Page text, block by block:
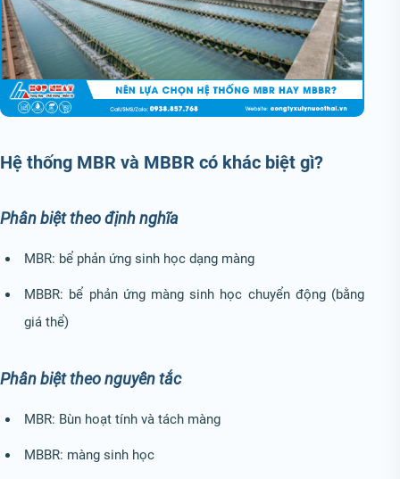
Hệ thống MBR và MBBR có khác biệt gì?
Phân biệt theo định nghĩa
MBR: bể phản ứng sinh học dạng màng
MBBR: bể phản ứng màng sinh học chuyển động (bằng
giá thể)
Phân biệt theo nguyên tắc
MBR: Bùn hoạt tính và tách màng
MBBR: màng sinh học